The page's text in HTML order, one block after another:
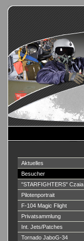
Aktuelles
Besucher
"STARFIGHTERS" Czaia
Pilotenportrait
F-104 Magic Flight
Privatsammlung
Int. Jets/Patches
Tornado JaboG-34